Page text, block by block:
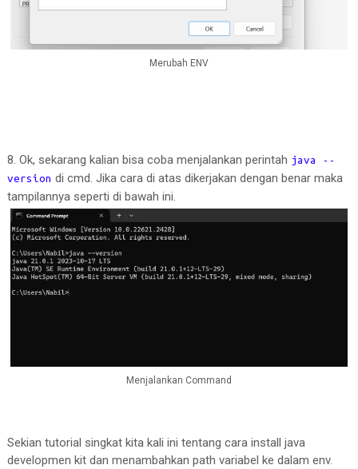
Merubah ENV
8. Ok, sekarang kalian bisa coba menjalankan perintah java --
version di cmd. Jika cara di atas dikerjakan dengan benar maka
tampilannya seperti di bawah ini.
Menjalankan Command
Sekian tutorial singkat kita kali ini tentang cara install java
developmen kit dan menambahkan path variabel ke dalam env.